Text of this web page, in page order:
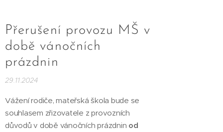
Přerušení provozu MŠ v
době vánočních
prázdnin
29.11.2024
Vážení rodiče, mateřská škola bude se
souhlasem zřizovatele z provozních
důvodů v době vánočních prázdnin od